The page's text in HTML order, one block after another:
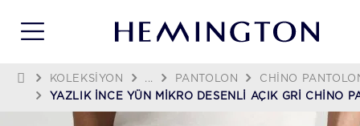
KOLEKSIYON ... PANTOLON
CHINO
YAZLIK İNCE YÜN MIKRO DESENLI AÇIK GRI CHINO